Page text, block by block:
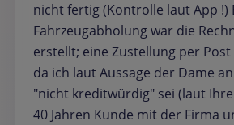
nicht fertig (Kontrolle laut App !)
Fahrzeugabholung war die
erstellt; eine Zustellung per
da ich laut Aussage der Dame
"nicht kreditwürdig" sei (laut
40 Jahren Kunde mit der Firma